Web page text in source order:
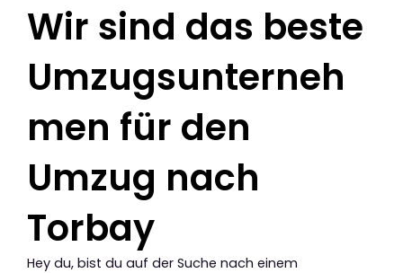
Wir sind das beste
Umzugsunterneh
men für den
Umzug nach
Torbay
Hey du, bist du auf der Suche nach einem